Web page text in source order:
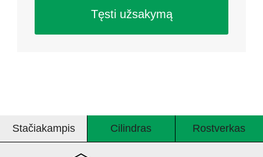
Tęsti užsakymą
Stačiakampis Cilindras Rostverkas